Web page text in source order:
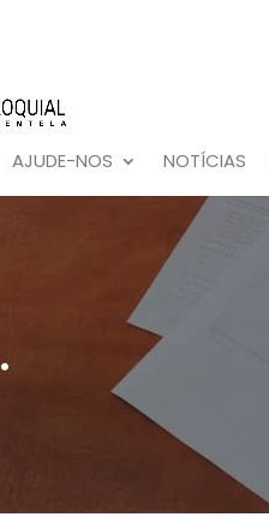
AJUDE-NOS NOTÍCIAS